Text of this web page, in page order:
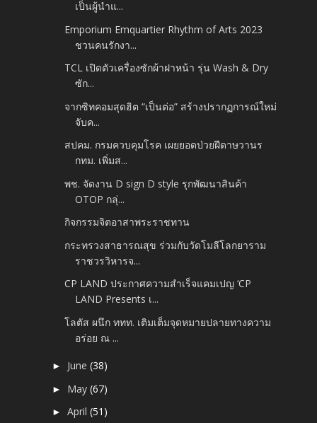
เป็นผู้นำแ...
Emporium Emquartier Rhythm of Arts 2023
ชวนคนรักงา...
TCL เปิดตัวเครื่องซักผ้าฝาหน้า รุ่น Wash & Dry
ซัก...
จากซิทคอมสุดฮิต “เป็นต่อ” สร้างปรากฏการณ์ใหม่
จับค...
สปคม. กรมควบคุมโรค เผยยอดป่วยฝีดาษวานร
กทม. เพิ่มส...
พช. จัดงาน D sign D style รุกพัฒนาสินค้า
OTOP กลุ่...
กิจกรรมจิตอาสาพระราชทาน
กระทรวงสาธารณสุข ร่วมกับวัดโมลีโลกยาราม
ราชวรวิหารจ...
CP LAND ประกาศความสำเร็จแคมเปญ ‘CP
LAND Presents เ...
โลตัส ผนึก ททท. เติมเต็มจุดหมายปลายทางความ
อร่อย ณ ...
► June(38)
► May(67)
►April(51)